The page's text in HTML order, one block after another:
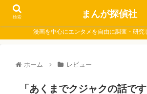
漫画を中心にエンタメを自由に調査・研究
ホーム レビュー
「あくまでクジャクの話で
検索 まんが探偵社